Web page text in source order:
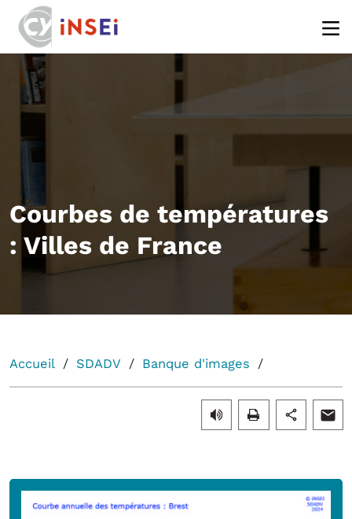
Courbes de températures
: Villes de France
Accueil SDADV Banque d'images